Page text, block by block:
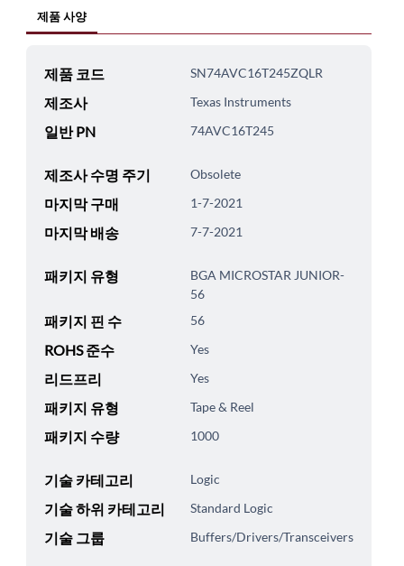
제품 사양
제품 코드 SN74AVC16T245ZQLR
제조사 Texas Instruments
일반 PN 74AVC16T245
제조사 수명 주기 Obsolete
마지막 구매 1-7-2021
마지막 배송 7-7-2021
패키지 유형
BGA MICROSTAR JUNIOR-
56
패키지 핀 수 56
ROHS 준수 Yes
리드프리 Yes
패키지 유형 Tape & Reel
패키지 수량 1000
기술 카테고리 Logic
기술 하위 카테고리 Standard Logic
기술 그룹 Buffers/Drivers/Transceivers